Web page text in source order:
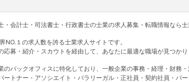
・会計士・司法書士・行政書士の士業の求人募集・転職情報なら
NO.１の求人数を誇る士業求人サイトです。
応募・紹介・スカウトを経由して、あなたに最適な職場が見つかり
のバックオフィスに特化しており、一般企業の事務・経理・財務
ートナー・アソシエイト・パラリーガル・正社員・契約社員・パ